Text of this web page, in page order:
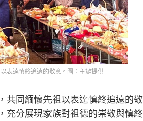
表達慎終追遠的敬意。圖：主辦提供
共同緬懷先祖以表達慎終追遠的敬
充分展現家族對祖德的崇敬與慎終